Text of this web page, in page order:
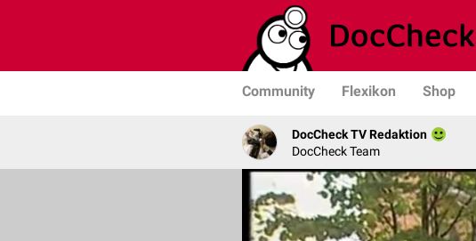
Community Flexikon Shop
DocCheck TV Redaktion
DocCheck Team